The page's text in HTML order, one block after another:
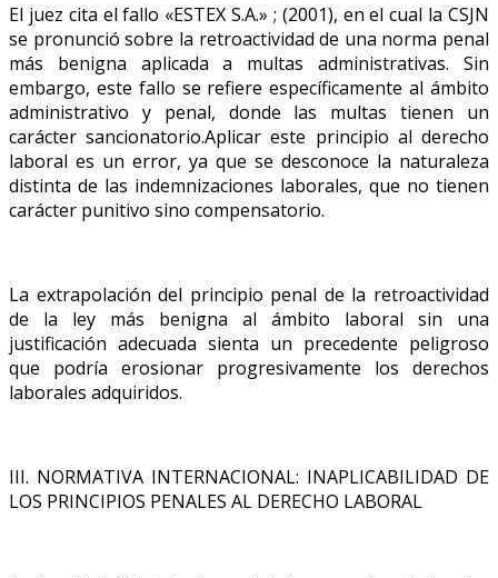
El juez cita el fallo «ESTEX S.A.» ; (2001), en el cual la CSJN
se pronunció sobre la retroactividad de una norma penal
más benigna aplicada a multas administrativas. Sin
embargo, este fallo se refiere específicamente al ámbito
administrativo y penal, donde las multas tienen un
carácter sancionatorio.Aplicar este principio al derecho
laboral es un error, ya que se desconoce la naturaleza
distinta de las indemnizaciones laborales, que no tienen
carácter punitivo sino compensatorio.
La extrapolación del principio penal de la retroactividad
de la ley más benigna al ámbito laboral sin una
justificación adecuada sienta un precedente peligroso
que podría erosionar progresivamente los derechos
laborales adquiridos.
III. NORMATIVA INTERNACIONAL: INAPLICABILIDAD DE
LOS PRINCIPIOS PENALES AL DERECHO LABORAL